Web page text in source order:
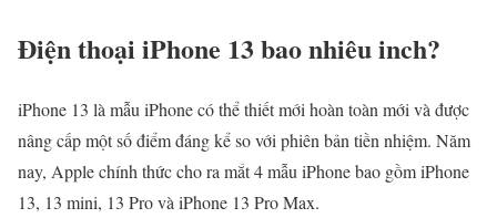
Điện thoại iPhone 13 bao nhiêu inch?
iPhone 13 là mẫu iPhone có thể thiết mới hoàn toàn mới và được
nâng cấp một số điểm đáng kể so với phiên bản tiền nhiệm. Năm
nay, Apple chính thức cho ra mắt 4 mẫu iPhone bao gồm iPhone
13, 13 mini, 13 Pro và iPhone 13 Pro Max.